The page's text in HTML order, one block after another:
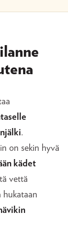
.
on sekin hyvä
kädet
vettä
hukataan